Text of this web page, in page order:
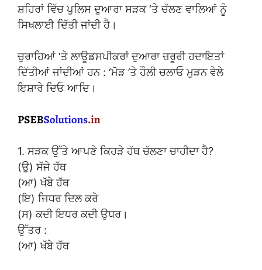
ਸ਼ਹਿਰਾਂ ਵਿੱਚ ਪੁਲਿਸ ਦੁਆਰਾ ਸੜਕ ‘ਤੇ ਚੱਲਣ ਵਾਲਿਆਂ ਨੂੰ
ਸਿਖਲਾਈ ਦਿੱਤੀ ਜਾਂਦੀ ਹੈ।
ਚੁਰਾਹਿਆਂ ‘ਤੇ ਲਾਊਡਸਪੀਕਰਾਂ ਦੁਆਰਾ ਜ਼ਰੂਰੀ ਹਦਾਇਤਾਂ
ਦਿੱਤੀਆਂ ਜਾਂਦੀਆਂ ਹਨ : ‘ਮੋੜ ’ਤੇ ਹੌਲੀ ਚਲਾਓ ਮੁੜਨ ਵੇਲੇ
ਇਸ਼ਾਰੇ ਦਿਓ ਆਦਿ।
1. ਸੜਕ ਉੱਤੇ ਆਪਣੇ ਕਿਹੜੇ ਹੱਥ ਚੱਲਣਾ ਚਾਹੀਦਾ ਹੈ?
(ਉ) ਸੱਜੇ ਹੱਥ
(ਆ) ਖੱਬੇ ਹੱਥ
(ਇ) ਜਿਧਰ ਦਿਲ ਕਰੇ
(ਸ) ਕਦੀ ਇਧਰ ਕਦੀ ਉਧਰ।
ਉੱਤਰ :
(ਆ) ਖੱਬੇ ਹੱਥ